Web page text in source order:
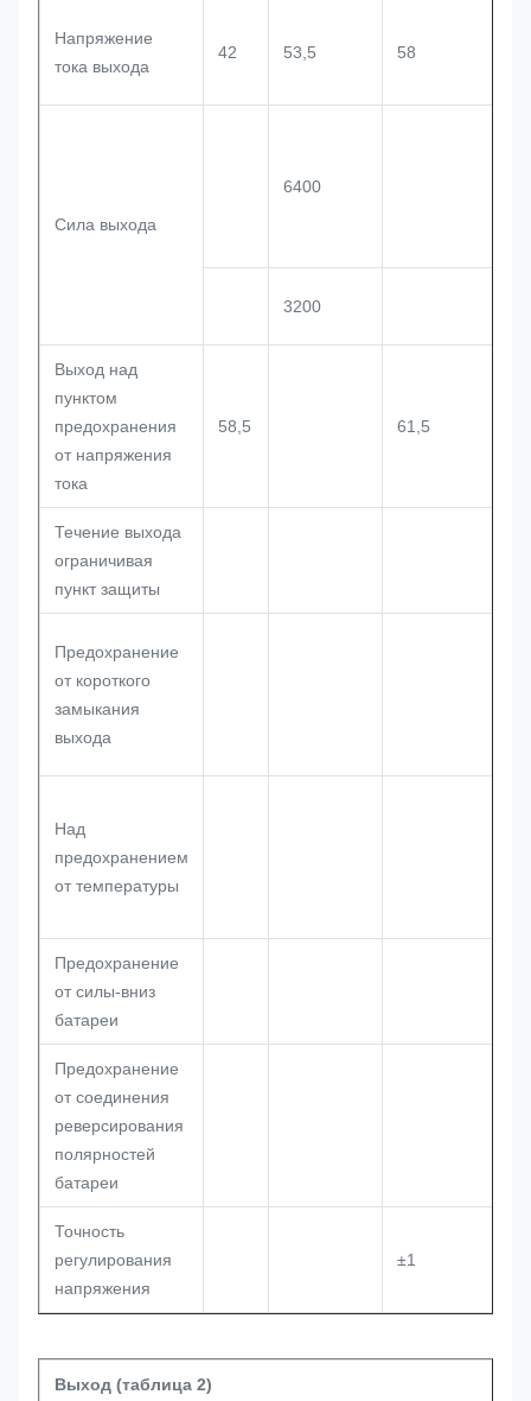
Напряжение
тока выхода
42 53,5 58
Сила выхода
6400
3200
Выход над
пунктом
предохранения
от напряжения
тока
58,5 61,5
Течение выхода
ограничивая
пункт защиты
Предохранение
от короткого
замыкания
выхода
Над
предохранением
от температуры
Предохранение
от силы-вниз
батареи
Предохранение
от соединения
реверсирования
полярностей
батареи
Точность
регулирования
напряжения
±1
Выход (таблица 2)